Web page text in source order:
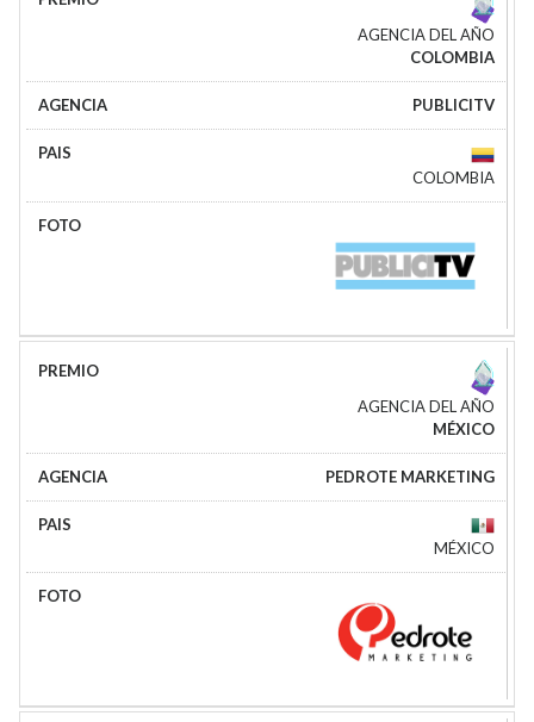
AGENCIA DEL AÑO
COLOMBIA
PUBLICITV
COLOMBIA
AGENCIA DEL AÑO
MÉXICO
PEDROTE MARKETING
MÉXICO